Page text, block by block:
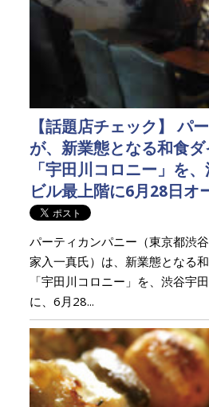
【話題店チェック】 パ
が、新業態となる和食
「宇田川コロニー」を
ビル最上階に6月28日オ
パーティカンパニー（東京都渋
家入一真氏）は、新業態となる
「宇田川コロニー」を、渋谷宇
に、6月28...